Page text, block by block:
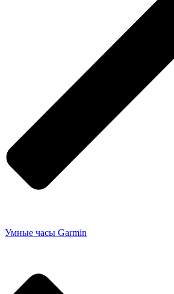
Умные часы Garmin